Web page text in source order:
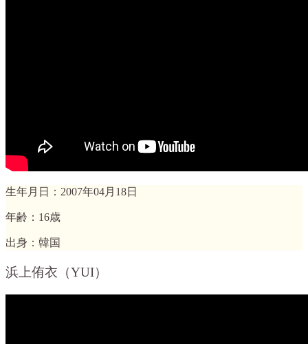
生年月日：2007年04月18日
年齢：16歳
出身：韓国
浜上侑衣（YUI）